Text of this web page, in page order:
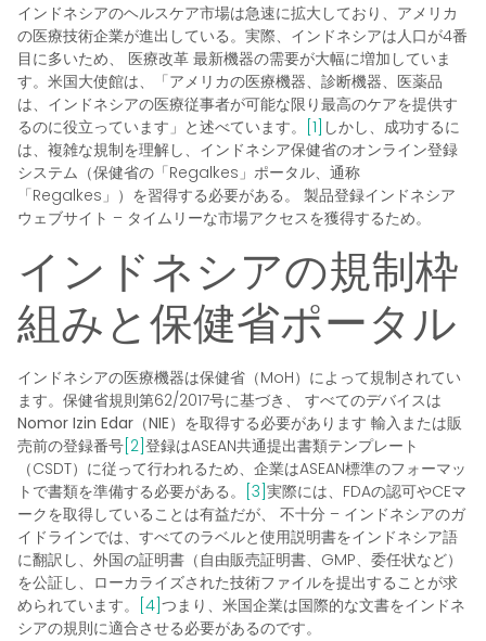
インドネシアのヘルスケア市場は急速に拡大しており、アメリカ
の医療技術企業が進出している。実際、インドネシアは人口が4番
目に多いため、 医療改革 最新機器の需要が大幅に増加していま
す。米国大使館は、「アメリカの医療機器、診断機器、医薬品
は、インドネシアの医療従事者が可能な限り最高のケアを提供す
るのに役立っています」と述べています。 [1] しかし、成功するに
は、複雑な規制を理解し、インドネシア保健省のオンライン登録
システム（保健省の「Regalkes」ポータル、通称
「Regalkes」）を習得する必要がある。 製品登録インドネシア
ウェブサイト – タイムリーな市場アクセスを獲得するため。
インドネシアの規制枠
組みと保健省ポータル
インドネシアの医療機器は保健省（MoH）によって規制されてい
ます。保健省規則第62/2017号に基づき、 すべてのデバイスは
Nomor Izin Edar（NIE）を取得する必要があります 輸入または販
売前の登録番号 [2] 登録はASEAN共通提出書類テンプレート
（CSDT）に従って行われるため、企業はASEAN標準のフォーマッ
トで書類を準備する必要がある。
[3] 実際には、FDAの認可やCEマ
ークを取得していることは有益だが、 不十分 – インドネシアのガ
イドラインでは、すべてのラベルと使用説明書をインドネシア語
に翻訳し、外国の証明書（自由販売証明書、GMP、委任状など）
を公証し、ローカライズされた技術ファイルを提出することが求
められています。
[4] つまり、米国企業は国際的な文書をインドネ
シアの規則に適合させる必要があるのです。